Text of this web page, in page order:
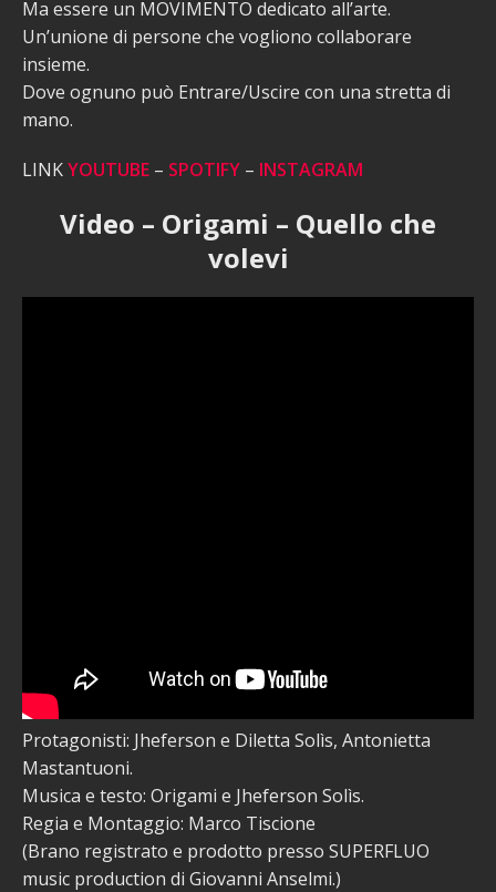
Ma essere un MOVIMENTO dedicato all’arte.
Un’unione di persone che vogliono collaborare
insieme.
Dove ognuno può Entrare/Uscire con una stretta di
mano.
LINKYOUTUBE – SPOTIFY – INSTAGRAM
Video – Origami – Quello che
volevi
Protagonisti: Jheferson e Diletta Solìs, Antonietta
Mastantuoni.
Musica e testo: Origami e Jheferson Solìs.
Regia e Montaggio: Marco Tiscione
(Brano registrato e prodotto presso SUPERFLUO
music production di Giovanni Anselmi.)